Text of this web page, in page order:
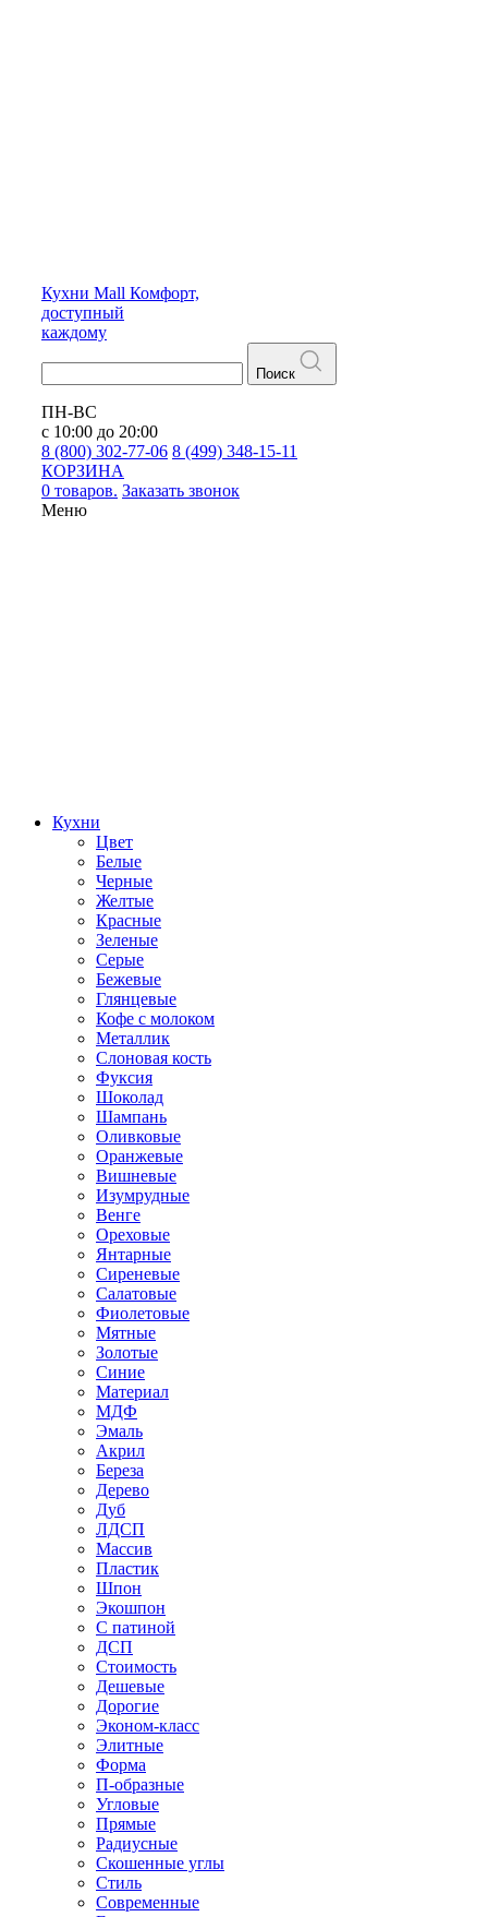
Кухни Mall Комфорт,
доступный
каждому
Поиск
ПН-ВС
с 10:00 до 20:00
8 (800) 302-77-06 8 (499) 348-15-11
КОРЗИНА
0 товаров. Заказать звонок
Меню
Кухни
Цвет
Белые
Черные
Желтые
Красные
Зеленые
Серые
Бежевые
Глянцевые
Кофе с молоком
Металлик
Слоновая кость
Фуксия
Шоколад
Шампань
Оливковые
Оранжевые
Вишневые
Изумрудные
Венге
Ореховые
Янтарные
Сиреневые
Салатовые
Фиолетовые
Мятные
Золотые
Синие
Материал
МДФ
Эмаль
Акрил
Береза
Дерево
Дуб
ЛДСП
Массив
Пластик
Шпон
Экошпон
С патиной
ДСП
Стоимость
Дешевые
Дорогие
Эконом-класс
Элитные
Форма
П-образные
Угловые
Прямые
Радиусные
Скошенные углы
Стиль
Современные